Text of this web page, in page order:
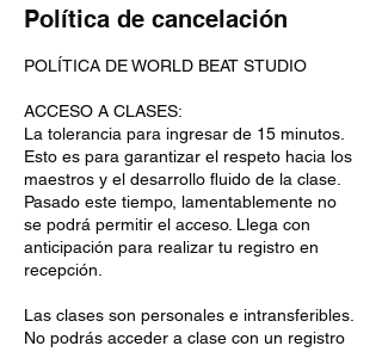
Política de cancelación
POLÍTICA DE WORLD BEAT STUDIO
ACCESO A CLASES:
La tolerancia para ingresar de 15 minutos.
Esto es para garantizar el respeto hacia los
maestros y el desarrollo fluido de la clase.
Pasado este tiempo, lamentablemente no
se podrá permitir el acceso. Llega con
anticipación para realizar tu registro en
recepción.
Las clases son personales e intransferibles.
No podrás acceder a clase con un registro